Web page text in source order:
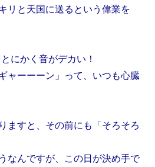
リと天国に送るという偉業を
にかく音がデカい！
ャーーーン」って、いつも心臓
ますと、その前にも「そろそろ
なんですが、この日が決め手で